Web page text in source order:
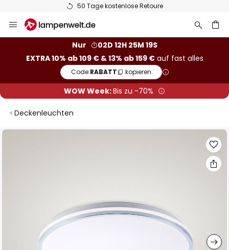
50 Tage kostenlose Retoure
Inhalt
Nur
02D 12H 25M 19S
EXTRA 10% ab 109 € & 13% ab 159 €auf fast alles
Code:RABATT kopieren
WOW Week:Bis zu -70%
Deckenleuchten
Zum